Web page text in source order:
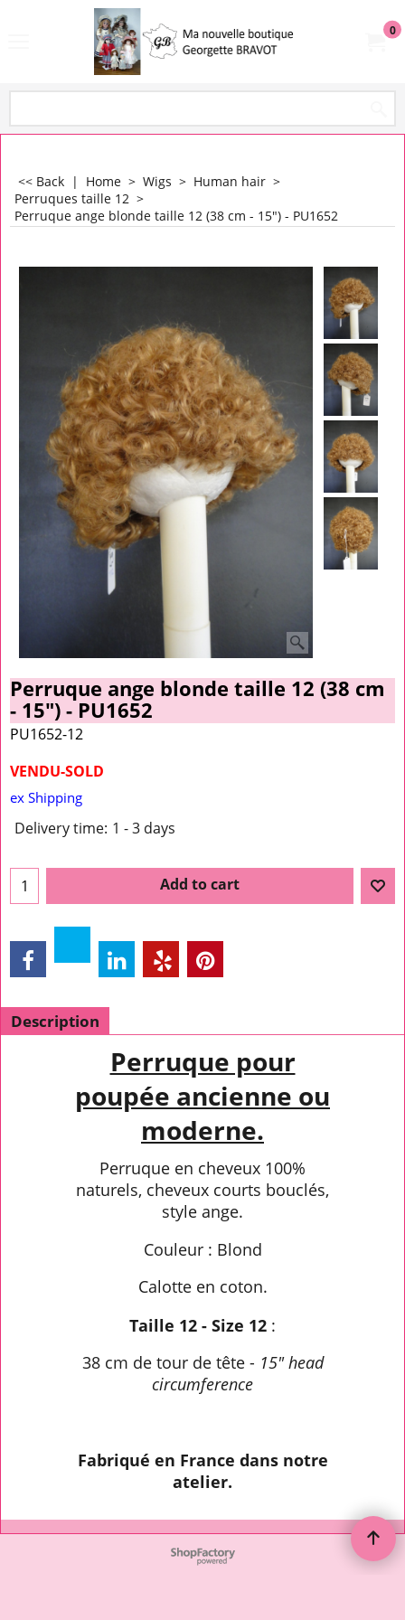
0
<< Back | Home > Wigs > Human hair >
Perruques taille 12 >
Perruque ange blonde taille 12 (38 cm - 15") - PU1652
Perruque ange blonde taille 12 (38 cm
- 15") - PU1652
PU1652-12
VENDU-SOLD
ex Shipping
Delivery time: 1 - 3 days
Add to cart
Description
Perruque pour
poupée ancienne ou
moderne.
Perruque en cheveux 100%
naturels, cheveux courts bouclés,
style ange.
Couleur : Blond
Calotte en coton.
Taille 12 - Size 12 :
38 cm de tour de tête - 15" head
circumference
Fabriqué en France dans notre
atelier.
To create online store ShopFactory eCommerce software was used.